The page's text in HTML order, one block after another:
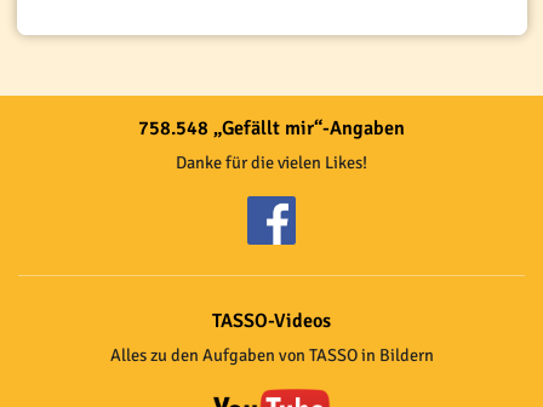
758.548 „Gefällt mir“-Angaben
Danke für die vielen Likes!
TASSO-Videos
Alles zu den Aufgaben von TASSO in Bildern